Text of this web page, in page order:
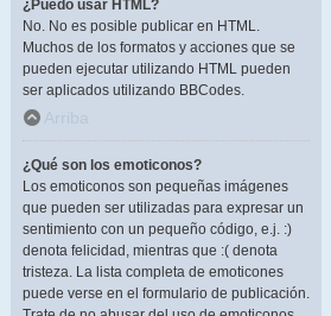
¿Puedo usar HTML?
No. No es posible publicar en HTML.
Muchos de los formatos y acciones que se
pueden ejecutar utilizando HTML pueden
ser aplicados utilizando BBCodes.
Arriba
¿Qué son los emoticonos?
Los emoticonos son pequeñas imágenes
que pueden ser utilizadas para expresar un
sentimiento con un pequeño código, e.j. :)
denota felicidad, mientras que :( denota
tristeza. La lista completa de emoticones
puede verse en el formulario de publicación.